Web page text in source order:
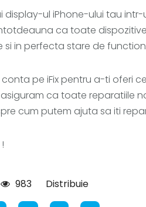
ul iPhone-ului tau
ca toate
in perfecta stare de
pe iFix pentru a-ti oferi
ca toate reparatiile
cum putem ajuta sa iti repari
983 Distribuie